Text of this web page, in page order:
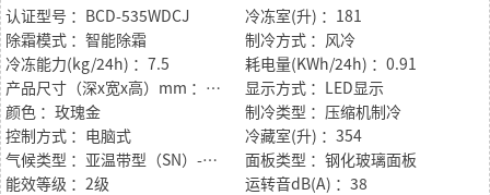
认证型号 ：BCD-535WDCJ
冷冻室(升) ：181
除霜模式 ：智能除霜
制冷方式 ：风冷
冷冻能力(kg/24h) ：7.5
耗电量(KWh/24h) ：0.91
产品尺寸（深x宽x高）mm ：716*833*1804
显示方式 ：LED显示
颜色 ：玫瑰金
制冷类型 ：压缩机制冷
控制方式 ：电脑式
冷藏室(升) ：354
气候类型 ：亚温带型（SN）-温带型（N）-亚热带型（ST）
面板类型 ：钢化玻璃面板
能效等级 ：2级
运转音dB(A) ：38